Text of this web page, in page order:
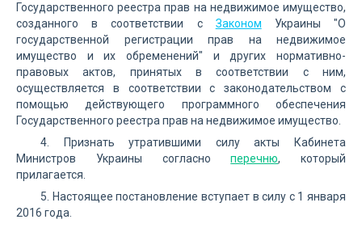
Государственного реестра прав на недвижимое имущество,
созданного в соответствии с Законом Украины "О
государственной регистрации прав на недвижимое
имущество и их обременений" и других нормативно-
правовых актов, принятых в соответствии с ним,
осуществляется в соответствии с законодательством с
помощью действующего программного обеспечения
Государственного реестра прав на недвижимое имущество.
4. Признать утратившими силу акты Кабинета
Министров Украины согласноперечню, который
прилагается.
5. Настоящее постановление вступает в силу с 1 января
2016 года.